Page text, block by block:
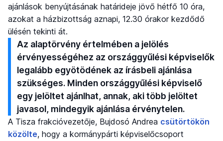
ajánlások benyújtásának határideje jövő hétfő 10 óra,
azokat a házbizottság aznapi, 12.30 órakor kezdődő
ülésén tekinti át.
Az alaptörvény értelmében a jelölés
érvényességéhez az országgyűlési képviselők
legalább egyötödének az írásbeli ajánlása
szükséges. Minden országgyűlési képviselő
egy jelöltet ajánlhat, annak, aki több jelöltet
javasol, mindegyik ajánlása érvénytelen.
A Tisza frakcióvezetője, Bujdosó Andrea csütörtökön
közölte, hogy a kormánypárti képviselőcsoport